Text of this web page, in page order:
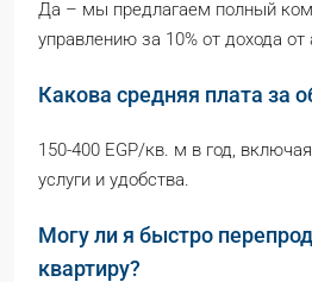
Да – мы предлагаем полный
управлению за 10% от дохода
Какова средняя плата за
150-400 EGP/кв. м в год,
услуги и удобства.
Могу ли я быстро
квартиру?